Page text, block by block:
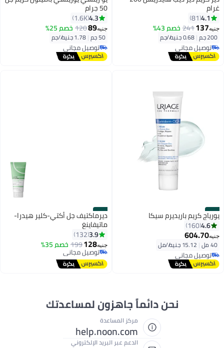
غرام
4.1
81
جنيه137
241 خصم 43%
200 جم |
توصيل مجاني
بتخلّص بسرعة
توصيل مجاني
50 جرام
4.3
1.6K
جنيه89
120 خصم 25%
50 جم |1.78 جنيه/⁨/جم⁩
توصيل مجاني
باقي 6 وحدات في المخزون
توصيل مجاني
#49
يورياج كريم باريديرم سيكا
4.6
160
جنيه604.70
40 مل |
توصيل مجاني
توصيل مجاني
#50
ديرماكتيف جل أكتي-كلير هيدرا-
ماتيفاينغ
3.9
132
جنيه128
199 خصم 35%توصيل مجاني
بتخلّص بسرعة
توصيل مجاني
نحن دائماً جاهزون لمساعدتك
مركز المساعدة
help.noon.com
الدعم عبر البريد الإلكتروني